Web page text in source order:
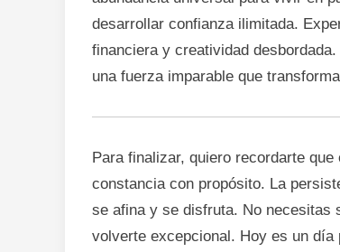
desarrollar confianza ilimitada.
financiera y creatividad
una fuerza imparable que
Para finalizar, quiero recordarte
constancia con propósito. La
se afina y se disfruta. No necesitas
volverte excepcional. Hoy es un